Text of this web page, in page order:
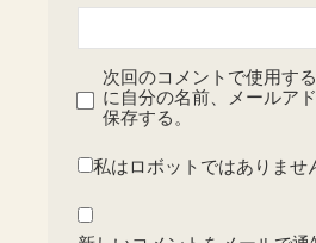
次回のコメントで使用す
に自分の名前、メールア
保存する。
私はロボットではありませ